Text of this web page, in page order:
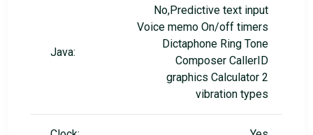
Java:
No,Predictive text input
Voice memo On/off timers
Dictaphone Ring Tone
Composer CallerID
graphics Calculator 2
vibration types